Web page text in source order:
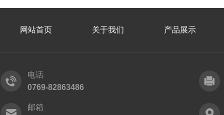
网站首页 关于我们 产品展示
电话
0769-82863486
邮箱